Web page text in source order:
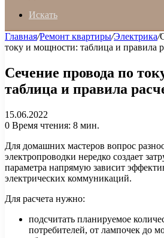
Искать
Главная/Ремонт квартиры/Электрика/
току и мощности: таблица и правила
Сечение провода по
таблица и правила
15.06.2022
0 Время чтения: 8 мин.
Для домашних мастеров вопрос
электропроводки нередко создает
параметра напрямую зависит
электрических коммуникаций.
Для расчета нужно:
подсчитать планируемое
потребителей, от лампочек до